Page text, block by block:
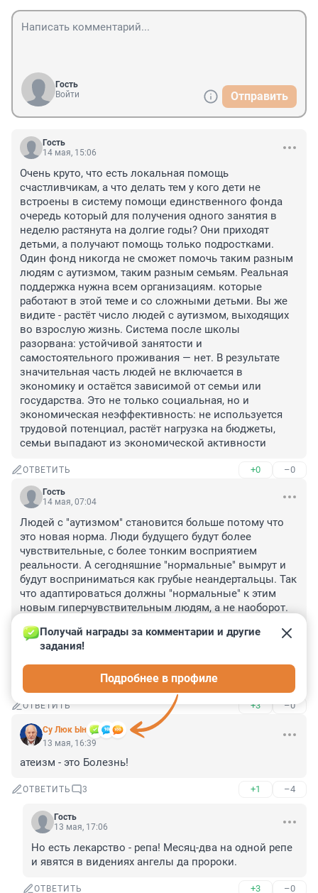
Гость
Войти
Отправить
Гость
14 мая, 15:06
Очень круто, что есть локальная помощь
счастливчикам, а что делать тем у кого дети не
встроены в систему помощи единственного фонда
очередь который для получения одного занятия в
неделю растянута на долгие годы? Они приходят
детьми, а получают помощь только подростками.
Один фонд никогда не сможет помочь таким разным
людям с аутизмом, таким разным семьям. Реальная
поддержка нужна всем организациям. которые
работают в этой теме и со сложными детьми. Вы же
видите - растёт число людей с аутизмом, выходящих
во взрослую жизнь. Система после школы
разорвана: устойчивой занятости и
самостоятельного проживания — нет. В результате
значительная часть людей не включается в
экономику и остаётся зависимой от семьи или
государства. Это не только социальная, но и
экономическая неэффективность: не используется
трудовой потенциал, растёт нагрузка на бюджеты,
семьи выпадают из экономической активности
ОТВЕТИТЬ +0 –0
Гость
14 мая, 07:04
Людей с "аутизмом" становится больше потому что
это новая норма. Люди будущего будут более
чувствительные, с более тонким восприятием
реальности. А сегодняшние "нормальные" вымрут и
будут восприниматься как грубые неандертальцы. Так
что адаптироваться должны "нормальные" к этим
новым гиперчувствительным людям, а не наоборот.
под гениев, Перельманов и Эйнштейнов, а не
пытаться их "социализировать" в свою
среднестатистическую толпу обыкновенных
ОТВЕТИТЬ +3 –0
Су Люк Ын
Получай награды за комментарии и другие
задания!
Подробнее в профиле
13 мая, 16:39
атеизм - это Болезнь!
ОТВЕТИТЬ 3 +1 –4
Гость
13 мая, 17:06
Но есть лекарство - репа! Месяц-два на одной репе
и явятся в видениях ангелы да пророки.
ОТВЕТИТЬ +3 –0